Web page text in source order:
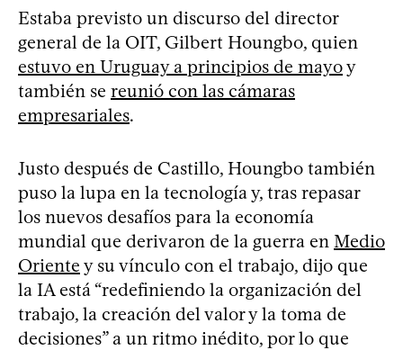
Estaba previsto un discurso del director
general de la OIT, Gilbert Houngbo, quien
estuvo en Uruguay a principios de mayoy
también se reunió con las cámaras
empresariales.
Justo después de Castillo, Houngbo también
puso la lupa en la tecnología y, tras repasar
los nuevos desafíos para la economía
mundial que derivaron de la guerra en Medio
Oriente y su vínculo con el trabajo, dijo que
la IA está “redefiniendo la organización del
trabajo, la creación del valor y la toma de
decisiones” a un ritmo inédito, por lo que